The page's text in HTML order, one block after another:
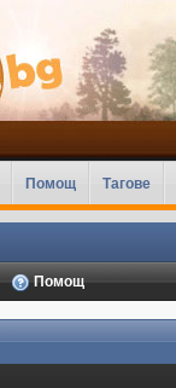
Помощ Тагове
Помощ